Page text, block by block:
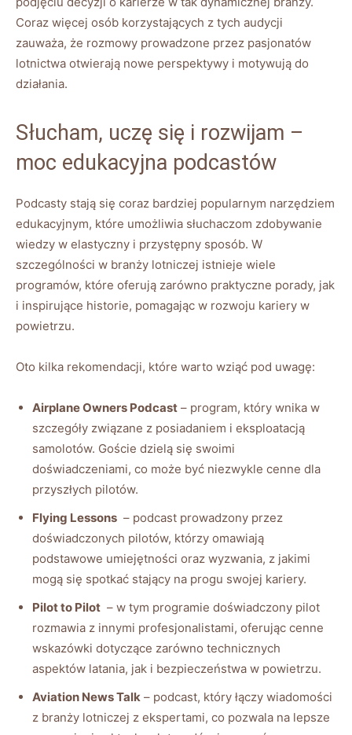
Coraz więcej osób korzystających z tych audycji
⁤zauważa, że rozmowy prowadzone przez pasjonatów⁢
lotnictwa otwierają nowe perspektywy i​ motywują do
działania.
Słucham, uczę się i rozwijam –
moc⁢ edukacyjna podcastów
Podcasty ​stają się coraz⁢ bardziej popularnym‌ narzędziem
⁣edukacyjnym, które umożliwia słuchaczom‌ zdobywanie
wiedzy w elastyczny i przystępny sposób. W
szczególności w branży lotniczej istnieje wiele
programów, które oferują⁣ zarówno⁢ praktyczne porady, jak
i inspirujące historie, pomagając w rozwoju kariery w
powietrzu.
Oto kilka rekomendacji, które warto wziąć pod⁢ uwagę:
Airplane Owners⁤ Podcast – program, który wnika w
szczegóły⁣ związane z posiadaniem i eksploatacją⁢
samolotów. Goście dzielą się swoimi
⁤doświadczeniami, co może być niezwykle cenne dla
przyszłych pilotów.
Flying Lessons ‍ – podcast prowadzony przez
doświadczonych pilotów, którzy⁣ omawiają
podstawowe umiejętności oraz wyzwania, ‍z jakimi
mogą się spotkać stający na progu swojej kariery.
Pilot to Pilot ⁤ – w tym programie doświadczony ‌pilot
rozmawia z innymi profesjonalistami, oferując cenne
wskazówki dotyczące zarówno technicznych
aspektów latania, jak i bezpieczeństwa w powietrzu.
Aviation News Talk – podcast, który łączy wiadomości⁢
z branży⁣ lotniczej z ekspertami, co pozwala na lepsze